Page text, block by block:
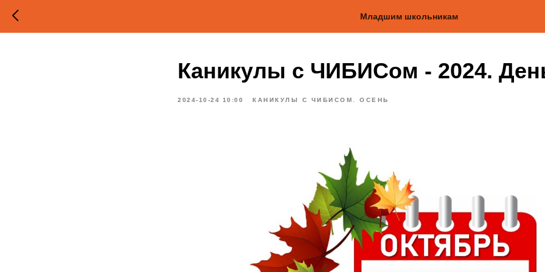
Младшим школьникам
Каникулы с ЧИБИСом - 2024.
2024-10-24 10:00 КАНИКУЛЫ С ЧИБИСОМ. ОСЕНЬ